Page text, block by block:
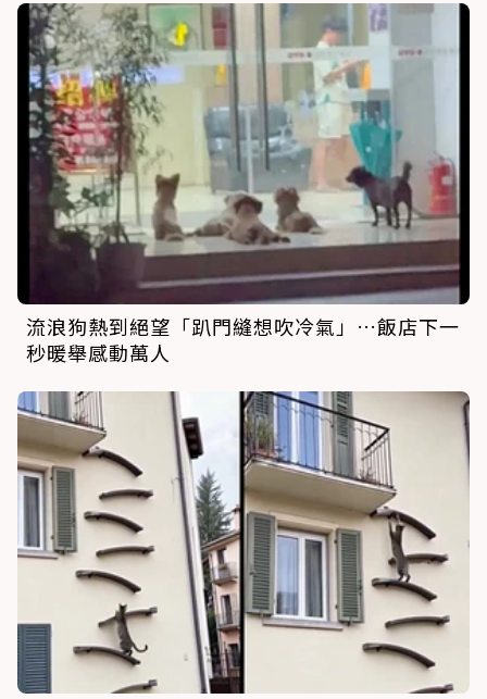
流浪狗熱到絕望「趴門縫想吹冷氣」…飯店下一
秒暖舉感動萬人